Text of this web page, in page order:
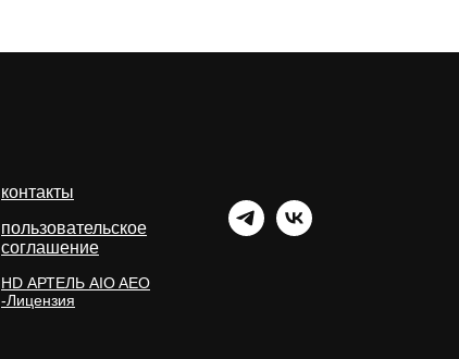
контакты
пользовательское
соглашение
HD АРТЕЛЬ AIO AEO
-Лицензия